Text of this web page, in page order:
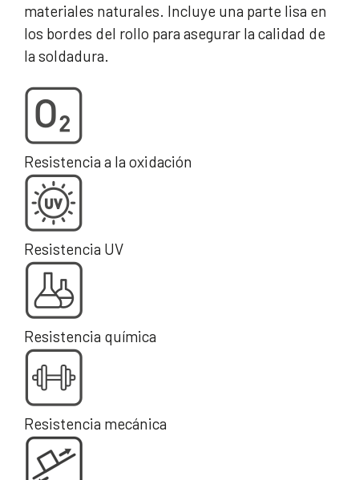
materiales naturales. Incluye una parte lisa en
los bordes del rollo para asegurar la calidad de
la soldadura.
Resistencia a la oxidación
Resistencia UV
Resistencia química
Resistencia mecánica